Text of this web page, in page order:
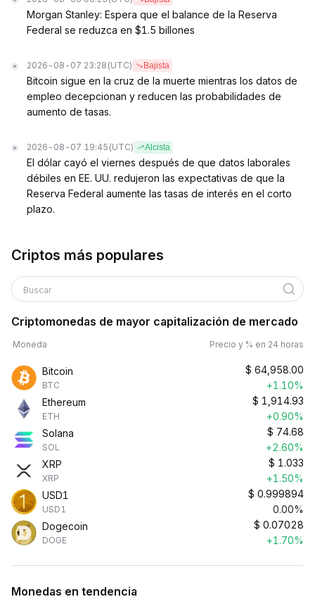
Morgan Stanley: Espera que el balance de la Reserva
Federal se reduzca en $1.5 billones
2026-08-07 23:28 (UTC) Bajista
Bitcoin sigue en la cruz de la muerte mientras los datos de
empleo decepcionan y reducen las probabilidades de
aumento de tasas.
2026-08-07 19:45 (UTC) Alcista
El dólar cayó el viernes después de que datos laborales
débiles en EE. UU. redujeron las expectativas de que la
Reserva Federal aumente las tasas de interés en el corto
plazo.
Criptos más populares
Buscar
Criptomonedas de mayor capitalización de mercado
Moneda Precio y % en 24 horas
Bitcoin
BTC
$ 64,958.00
+1.10%
Ethereum
ETH
$ 1,914.93
+0.90%
Solana
SOL
$ 74.68
+2.60%
XRP
XRP
$ 1.033
+1.50%
USD1
USD1
$ 0.999894
0.00%
Dogecoin
DOGE
$ 0.07028
+1.70%
Monedas en tendencia